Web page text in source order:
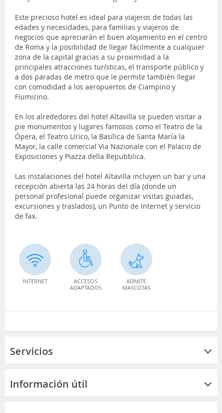
Este precioso hotel es ideal para viajeros de todas las
edades y necesidades, para familias y viajeros de
negocios que apreciarán el buen alojamiento en el centro
de Roma y la posibilidad de llegar fácilmente a cualquier
zona de la capital gracias a su proximidad a la
principales atracciones turísticas, el transporte público y
a dos paradas de metro que le permite también llegar
con comodidad a los aeropuertos de Ciampino y
Fiumicino.
En los alrededores del hotel Altavilla se pueden visitar a
pie monumentos y lugares famosos como el Teatro de la
Ópera, el Teatro Lírico, la Basílica de Santa María la
Mayor, la calle comercial Via Nazionale con el Palacio de
Exposiciones y Piazza della Repubblica.
Las instalaciones del hotel Altavilla incluyen un bar y una
recepción abierta las 24 horas del día (donde un
personal profesional puede organizar visitas guiadas,
excursiones y traslados), un Punto de Internet y servicio
de fax.
INTERNET
ACCESOS
ADAPTADOS
ADMITE
MASCOTAS
Servicios
Información útil